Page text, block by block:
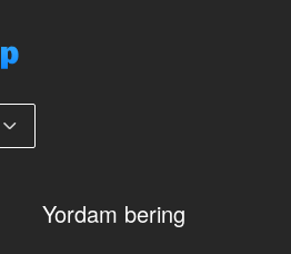
Yordam bering